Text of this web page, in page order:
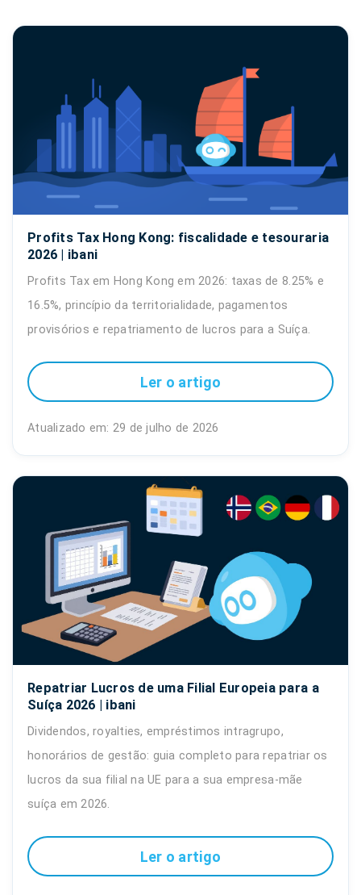
Profits Tax Hong Kong: fiscalidade e tesouraria
2026 | ibani
Profits Tax em Hong Kong em 2026: taxas de 8.25% e
16.5%, princípio da territorialidade, pagamentos
provisórios e repatriamento de lucros para a Suíça.
Ler o artigo
Atualizado em: 29 de julho de 2026
Repatriar Lucros de uma Filial Europeia para a
Suíça 2026 | ibani
Dividendos, royalties, empréstimos intragrupo,
honorários de gestão: guia completo para repatriar os
lucros da sua filial na UE para a sua empresa-mãe
suíça em 2026.
Ler o artigo